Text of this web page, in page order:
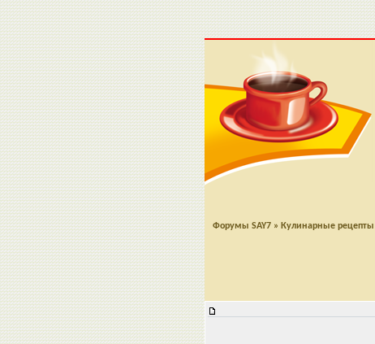
Форумы SAY7 » Кулинарные рецепты